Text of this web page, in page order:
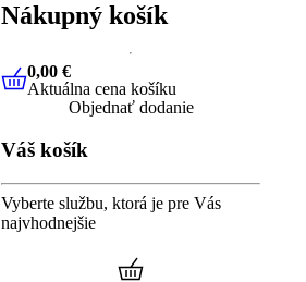
Nákupný košík
0,00 €Aktuálna cena košíku
0,00 €
Aktuálna cena košíku
Objednať dodanie
Váš košík
Vyberte službu, ktorá je pre Vás
najvhodnejšie